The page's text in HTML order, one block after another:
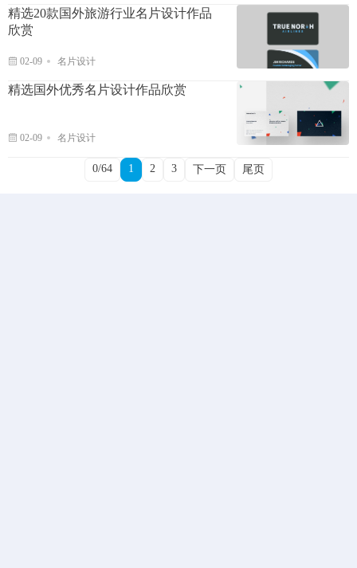
精选20款国外旅游行业名片设计作品
欣赏
02-09 名片设计
精选国外优秀名片设计作品欣赏
02-09 名片设计
0/64 1 2 3 下一页 尾页